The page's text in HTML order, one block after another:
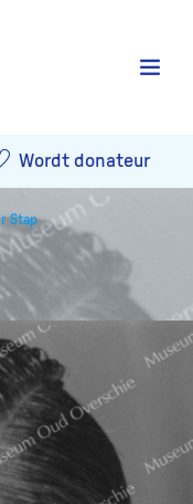
Wordt donateur
Stap